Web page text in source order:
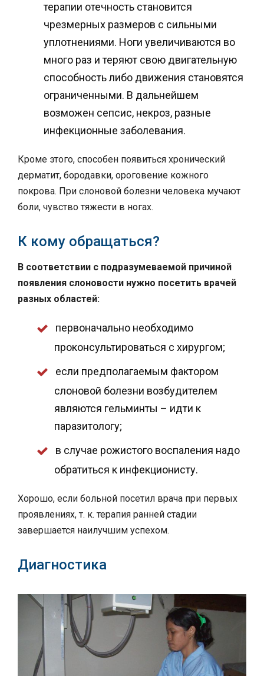
терапии отечность становится
чрезмерных размеров с сильными
уплотнениями. Ноги увеличиваются во
много раз и теряют свою двигательную
способность либо движения становятся
ограниченными. В дальнейшем
возможен сепсис, некроз, разные
инфекционные заболевания.
Кроме этого, способен появиться хронический
дерматит, бородавки, ороговение кожного
покрова. При слоновой болезни человека мучают
боли, чувство тяжести в ногах.
К кому обращаться?
В соответствии с подразумеваемой причиной
появления слоновости нужно посетить врачей
разных областей:
первоначально необходимо
проконсультироваться с хирургом;
если предполагаемым фактором
слоновой болезни возбудителем
являются гельминты – идти к
паразитологу;
в случае рожистого воспаления надо
обратиться к инфекционисту.
Хорошо, если больной посетил врача при первых
проявлениях, т. к. терапия ранней стадии
завершается наилучшим успехом.
Диагностика